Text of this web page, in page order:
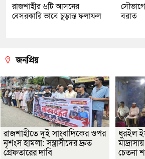
রাজশাহীর ৬টি আসনের
বেসরকারি ভাবে চূড়ান্ত ফলাফল
বরাত
জনপ্রিয়
রাজশাহীতে দুই সাংবাদিকের ওপর
নৃশংস হামলা: সন্ত্রাসীদের দ্রুত
গ্রেফতারের দাবি
ধুরইল
চেতনা